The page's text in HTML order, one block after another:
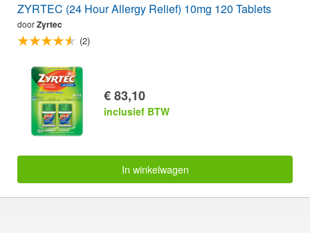
ZYRTEC (24 Hour Allergy Relief) 10mg 120 Tablets
doorZyrtec
(2)
€ 83,10
inclusief BTW
In winkelwagen